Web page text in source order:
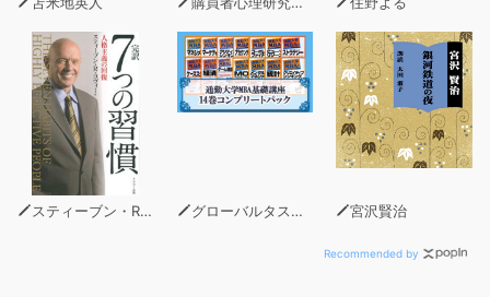
スティーブン・R・コヴィー グローバルタスクフォース(著) 宮沢賢治
Recommended by